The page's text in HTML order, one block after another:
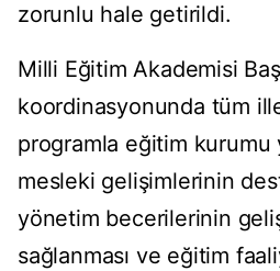
zorunlu hale getirildi.
Milli Eğitim Akademisi
koordinasyonunda tüm
programla eğitim
mesleki gelişimlerinin
yönetim becerilerinin
sağlanması ve eğitim